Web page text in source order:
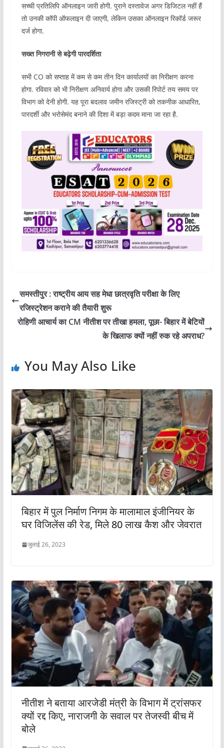
सच्ची प्रतिलिपि ऑनलाइन जारी होगी. पुराने दस्तावेज अगर डिजिटल नहीं हैं
तो उनकी कॉपी ऑफलाइन दी जाएगी, लेकिन उसका ऑनलाइन रिकॉर्ड जरूर
दर्ज होगा.
सख्त निगरानी से बढ़ेगी पारदर्शिता
सभी CO को सप्ताह में कम से कम तीन दिन कार्यालयों का निरीक्षण करना
होगा. रविवार को भी निरीक्षण अनिवार्य होगा और उसकी रिपोर्ट तय समय पर
विभाग को देनी होगी. यह पूरा बदलाव जमीन रजिस्ट्री को तकनीक आधारित,
पारदर्शी और भरोसेमंद बनाने की दिशा में बड़ा कदम माना जा रहा है.
समस्तीपुर : राष्ट्रीय आय सह मेधा छात्रवृति परीक्षा के लिए
रजिस्ट्रेशन कराने की तैयारी शुरू
रोहिणी आचार्य का CM नीतीश पर तीखा हमला, पूछा- बिहार में बेटियों
के खिलाफ क्यों नहीं रुक रहे अपराध?
You May Also Like
बिहार में पुल निर्माण निगम के मालामाल इंजीनियर के
घर विजिलेंस की रेड, मिले 80 लाख कैश और जेवरात
जुलाई 26, 2023
नीतीश ने बताया आरजेडी मंत्री के विभाग में ट्रांसफर
क्यों रद्द किए, नाराजगी के सवाल पर तेजस्वी बीच में
बोले